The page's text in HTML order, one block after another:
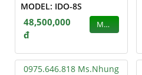
MODEL: IDO-8S
48,500,000
đ
MUA
0975.646.818 Ms.Nhung